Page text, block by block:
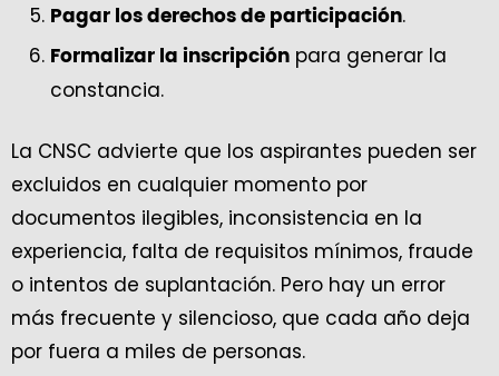
Pagar los derechos de participación.
Formalizar la inscripción para generar la
constancia.
La CNSC advierte que los aspirantes pueden ser
excluidos en cualquier momento por
documentos ilegibles, inconsistencia en la
experiencia, falta de requisitos mínimos, fraude
o intentos de suplantación. Pero hay un error
más frecuente y silencioso, que cada año deja
por fuera a miles de personas.